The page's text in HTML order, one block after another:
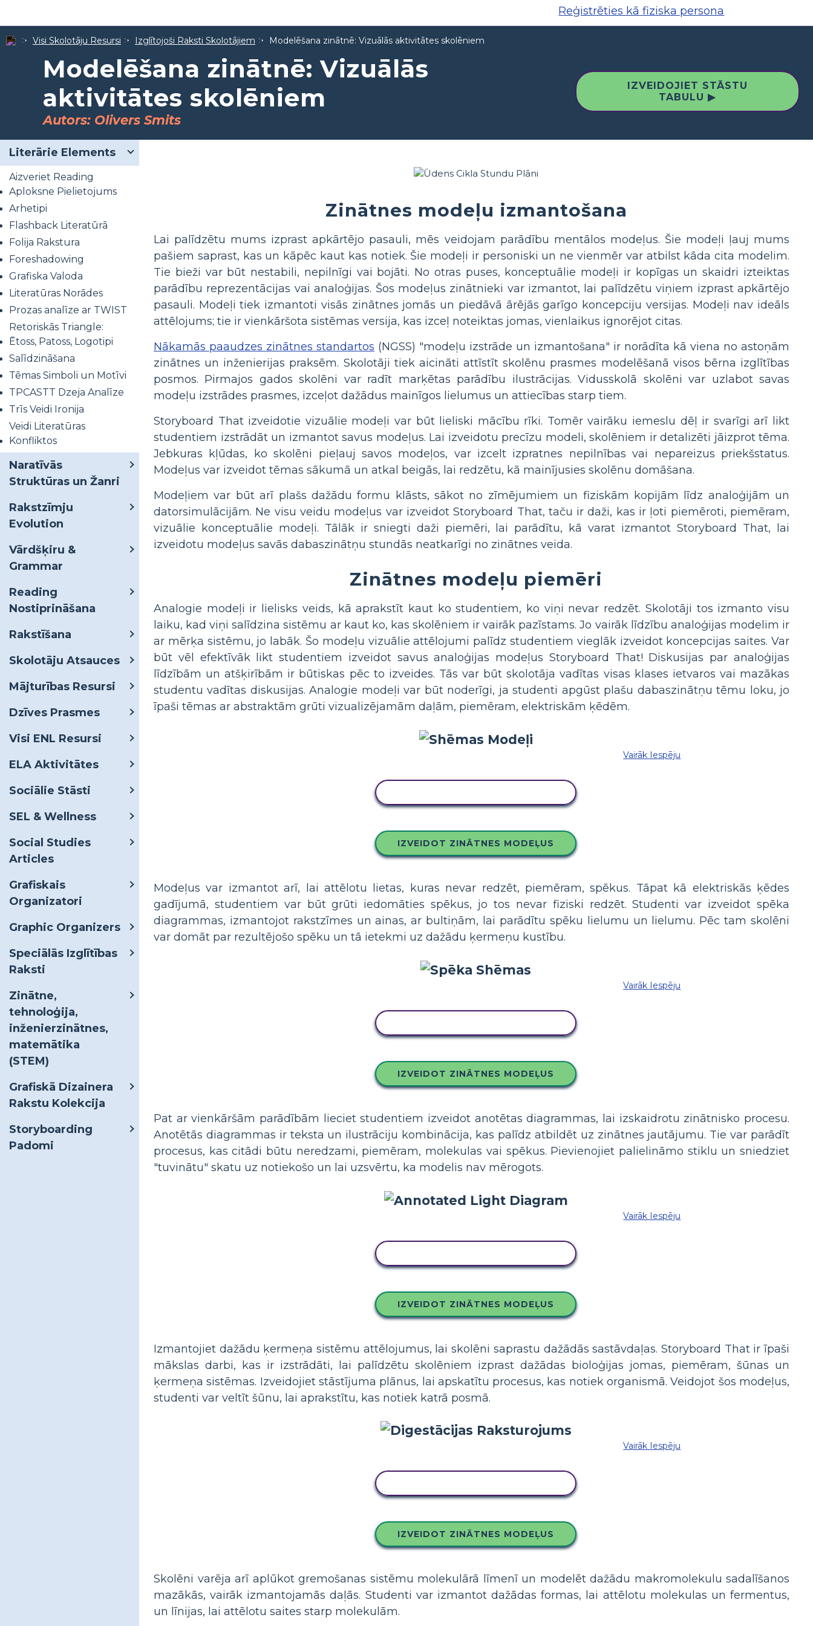
Reģistrēties kā fiziska persona
Visi Skolotāju Resursi Izglītojoši Raksti Skolotājiem Modelēšana zinātnē: Vizuālās aktivitātes skolēniem
Modelēšana zinātnē: Vizuālās
aktivitātes skolēniem
Autors: Olivers Smits
IZVEIDOJIET STĀSTU
TABULU ▶
Literārie Elements
Aizveriet Reading
Aploksne Pielietojums
Arhetipi
Flashback Literatūrā
Folija Rakstura
Foreshadowing
Grafiska Valoda
Literatūras Norādes
Prozas analīze ar TWIST
Retoriskās Triangle:
Ētoss, Patoss, Logotipi
Salīdzināšana
Tēmas Simboli un Motīvi
TPCASTT Dzeja Analīze
Trīs Veidi Ironija
Veidi Literatūras
Konfliktos
Naratīvās
Struktūras un Žanri
Rakstzīmju
Evolution
Vārdšķiru &
Grammar
Reading
Nostiprināšana
Rakstīšana
Skolotāju Atsauces
Mājturības Resursi
Dzīves Prasmes
Visi ENL Resursi
ELA Aktivitātes
Sociālie Stāsti
SEL & Wellness
Social Studies
Articles
Grafiskais
Organizatori
Graphic Organizers
Speciālās Izglītības
Raksti
Zinātne,
tehnoloģija,
inženierzinātnes,
matemātika
(STEM)
Grafiskā Dizainera
Rakstu Kolekcija
Storyboarding
Padomi
Zinātnes modeļu izmantošana
Lai palīdzētu mums izprast apkārtējo pasauli, mēs veidojam parādību mentālos modeļus. Šie modeļi ļauj mums
pašiem saprast, kas un kāpēc kaut kas notiek. Šie modeļi ir personiski un ne vienmēr var atbilst kāda cita modelim.
Tie bieži var būt nestabili, nepilnīgi vai bojāti. No otras puses, konceptuālie modeļi ir kopīgas un skaidri izteiktas
parādību reprezentācijas vai analoģijas. Šos modeļus zinātnieki var izmantot, lai palīdzētu viņiem izprast apkārtējo
pasauli. Modeļi tiek izmantoti visās zinātnes jomās un piedāvā ārējās garīgo koncepciju versijas. Modeļi nav ideāls
attēlojums; tie ir vienkāršota sistēmas versija, kas izceļ noteiktas jomas, vienlaikus ignorējot citas.
Nākamās paaudzes zinātnes standartos (NGSS) "modeļu izstrāde un izmantošana" ir norādīta kā viena no astoņām
zinātnes un inženierijas praksēm. Skolotāji tiek aicināti attīstīt skolēnu prasmes modelēšanā visos bērna izglītības
posmos. Pirmajos gados skolēni var radīt marķētas parādību ilustrācijas. Vidusskolā skolēni var uzlabot savas
modeļu izstrādes prasmes, izceļot dažādus mainīgos lielumus un attiecības starp tiem.
Storyboard That izveidotie vizuālie modeļi var būt lieliski mācību rīki. Tomēr vairāku iemeslu dēļ ir svarīgi arī likt
studentiem izstrādāt un izmantot savus modeļus. Lai izveidotu precīzu modeli, skolēniem ir detalizēti jāizprot tēma.
Jebkuras kļūdas, ko skolēni pieļauj savos modeļos, var izcelt izpratnes nepilnības vai nepareizus priekšstatus.
Modeļus var izveidot tēmas sākumā un atkal beigās, lai redzētu, kā mainījusies skolēnu domāšana.
Modeļiem var būt arī plašs dažādu formu klāsts, sākot no zīmējumiem un fiziskām kopijām līdz analoģijām un
datorsimulācijām. Ne visu veidu modeļus var izveidot Storyboard That, taču ir daži, kas ir ļoti piemēroti, piemēram,
vizuālie konceptuālie modeļi. Tālāk ir sniegti daži piemēri, lai parādītu, kā varat izmantot Storyboard That, lai
izveidotu modeļus savās dabaszinātņu stundās neatkarīgi no zinātnes veida.
Zinātnes modeļu piemēri
Analogie modeļi ir lielisks veids, kā aprakstīt kaut ko studentiem, ko viņi nevar redzēt. Skolotāji tos izmanto visu
laiku, kad viņi salīdzina sistēmu ar kaut ko, kas skolēniem ir vairāk pazīstams. Jo vairāk līdzību analoģijas modelim ir
ar mērķa sistēmu, jo labāk. Šo modeļu vizuālie attēlojumi palīdz studentiem vieglāk izveidot koncepcijas saites. Var
būt vēl efektīvāk likt studentiem izveidot savus analoģijas modeļus Storyboard That! Diskusijas par analoģijas
līdzībām un atšķirībām ir būtiskas pēc to izveides. Tās var būt skolotāja vadītas visas klases ietvaros vai mazākas
studentu vadītas diskusijas. Analogie modeļi var būt noderīgi, ja studenti apgūst plašu dabaszinātņu tēmu loku, jo
īpaši tēmas ar abstraktām grūti vizualizējamām daļām, piemēram, elektriskām ķēdēm.
Vairāk Iespēju
IZVEIDOT ZINĀTNES MODEĻUS
Modeļus var izmantot arī, lai attēlotu lietas, kuras nevar redzēt, piemēram, spēkus. Tāpat kā elektriskās ķēdes
gadījumā, studentiem var būt grūti iedomāties spēkus, jo tos nevar fiziski redzēt. Studenti var izveidot spēka
diagrammas, izmantojot rakstzīmes un ainas, ar bultiņām, lai parādītu spēku lielumu un lielumu. Pēc tam skolēni
var domāt par rezultējošo spēku un tā ietekmi uz dažādu ķermeņu kustību.
Vairāk Iespēju
IZVEIDOT ZINĀTNES MODEĻUS
Pat ar vienkāršām parādībām lieciet studentiem izveidot anotētas diagrammas, lai izskaidrotu zinātnisko procesu.
Anotētās diagrammas ir teksta un ilustrāciju kombinācija, kas palīdz atbildēt uz zinātnes jautājumu. Tie var parādīt
procesus, kas citādi būtu neredzami, piemēram, molekulas vai spēkus. Pievienojiet palielināmo stiklu un sniedziet
"tuvinātu" skatu uz notiekošo un lai uzsvērtu, ka modelis nav mērogots.
Vairāk Iespēju
IZVEIDOT ZINĀTNES MODEĻUS
Izmantojiet dažādu ķermeņa sistēmu attēlojumus, lai skolēni saprastu dažādās sastāvdaļas. Storyboard That ir īpaši
mākslas darbi, kas ir izstrādāti, lai palīdzētu skolēniem izprast dažādas bioloģijas jomas, piemēram, šūnas un
ķermeņa sistēmas. Izveidojiet stāstījuma plānus, lai apskatītu procesus, kas notiek organismā. Veidojot šos modeļus,
studenti var veltīt šūnu, lai aprakstītu, kas notiek katrā posmā.
Vairāk Iespēju
IZVEIDOT ZINĀTNES MODEĻUS
Skolēni varēja arī aplūkot gremošanas sistēmu molekulārā līmenī un modelēt dažādu makromolekulu sadalīšanos
mazākās, vairāk izmantojamās daļās. Studenti var izmantot dažādas formas, lai attēlotu molekulas un fermentus,
un līnijas, lai attēlotu saites starp molekulām.